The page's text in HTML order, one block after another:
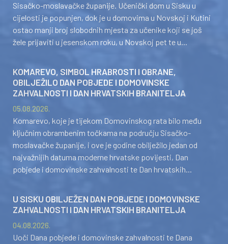
Sisačko-moslavačke županije. Učenički dom u Sisku u
cijelosti je popunjen, dok je u domovima u Novskoj i Kutini
ostao manji broj slobodnih mjesta za učenike koji se još
žele prijaviti u jesenskom roku, u Novskoj pet te u...
KOMAREVO, SIMBOL HRABROSTI I OBRANE,
OBILJEŽILO DAN POBJEDE I DOMOVINSKE
ZAHVALNOSTI I DAN HRVATSKIH BRANITELJA
05.08.2026.
Komarevo, koje je tijekom Domovinskog rata bilo među
ključnim obrambenim točkama na području Sisačko-
moslavačke županije, i ove je godine obilježilo jedan od
najvažnijih datuma moderne hrvatske povijesti, Dan
pobjede i domovinske zahvalnosti te Dan hrvatskih...
U SISKU OBILJEŽEN DAN POBJEDE I DOMOVINSKE
ZAHVALNOSTI I DAN HRVATSKIH BRANITELJA
04.08.2026.
Uoči Dana pobjede i domovinske zahvalnosti te Dana